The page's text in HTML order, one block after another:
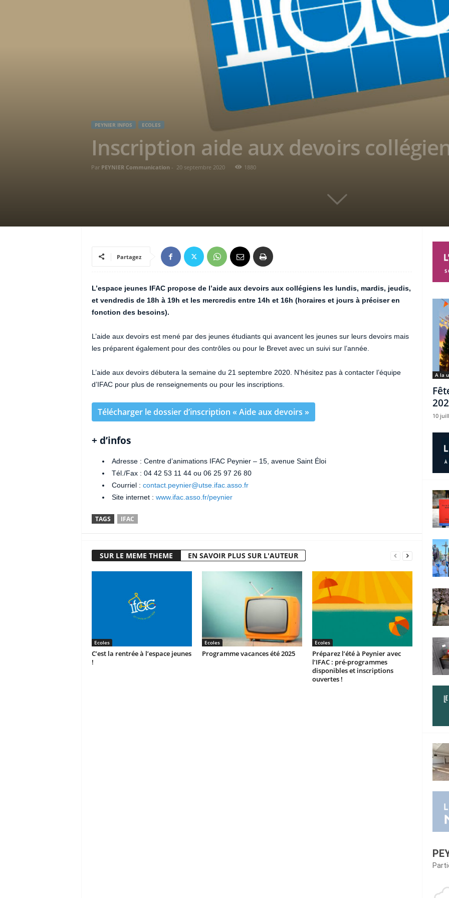
PEYNIER INFOS ECOLES
Inscription aide aux devoirs
Par PEYNIER Communication - 20 septembre 2020 1880
Partagez
L’espace jeunes IFAC propose de l’aide aux devoirs aux collégiens les lundis, mardis, jeudis,
et vendredis de 18h à 19h et les mercredis entre 14h et 16h (horaires et jours à préciser en
fonction des besoins).
L’aide aux devoirs est mené par des jeunes étudiants qui avancent les jeunes sur leurs devoirs mais
les préparent également pour des contrôles ou pour le Brevet avec un suivi sur l’année.
L’aide aux devoirs débutera la semaine du 21 septembre 2020. N’hésitez pas à contacter l’équipe
d’IFAC pour plus de renseignements ou pour les inscriptions.
Télécharger le dossier d’inscription « Aide aux devoirs »
+ d’infos
Adresse : Centre d’animations IFAC Peynier – 15, avenue Saint Éloi
Tél./Fax : 04 42 53 11 44 ou 06 25 97 26 80
Courriel : contact.peynier@utse.ifac.asso.fr
Site internet : www.ifac.asso.fr/peynier
TAGS IFAC
SUR LE MEME THEME EN SAVOIR PLUS SUR L'AUTEUR
Ecoles
C’est la rentrée à l’espace jeunes
!
Ecoles
Programme vacances été 2025
Ecoles
Préparez l’été à Peynier avec
l’IFAC : pré-programmes
disponibles et inscriptions
ouvertes !
A la
10